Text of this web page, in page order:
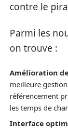
contre le
Parmi les
on trouve :
Amélioration
meilleure
référencement
les temps de
Interface